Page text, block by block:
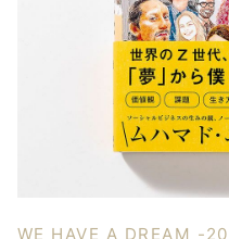
WE HAVE A DREAM -